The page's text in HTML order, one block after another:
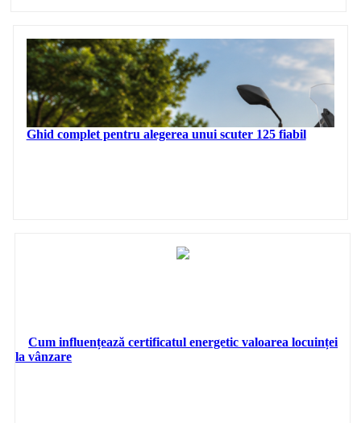
Ghid complet pentru alegerea unui scuter 125 fiabil
Cum influențează certificatul energetic valoarea locuinței
la vânzare